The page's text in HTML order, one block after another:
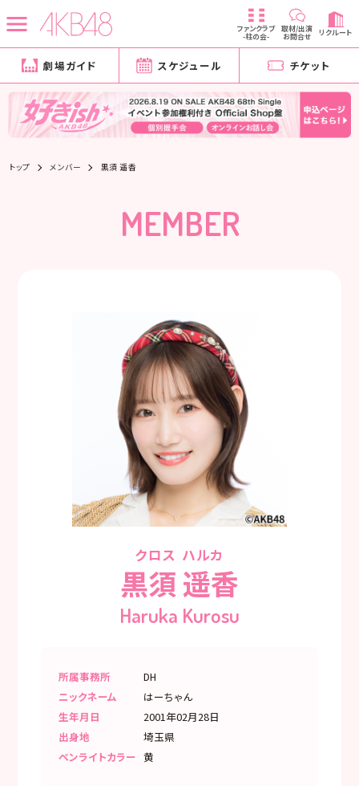
ファンクラブ
-柱の会-
取材/出演
お問合せ リクルート
劇場ガイド スケジュール チケット
トップ メンバー 黒須 遥香
MEMBER
クロス ハルカ
黒須 遥香
Haruka Kurosu
所属事務所
DH
ニックネーム
はーちゃん
生年月日
2001年02月28日
出身地
埼玉県
ペンライトカラー 黄